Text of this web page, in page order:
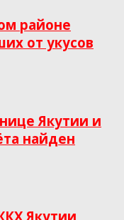
районе
от укусов
Якутии и
найден
Якутии